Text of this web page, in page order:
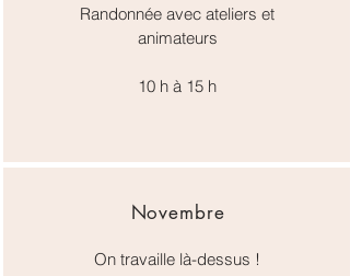
Randonnée avec ateliers et
animateurs
10 h à 15 h
Novembre
On travaille là-dessus !